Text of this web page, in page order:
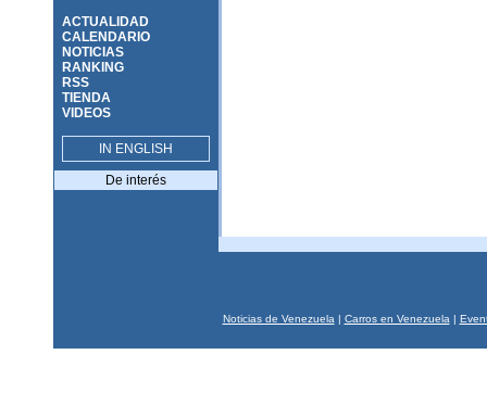
ACTUALIDAD
CALENDARIO
NOTICIAS
RANKING
RSS
TIENDA
VIDEOS
IN ENGLISH
De interés
Noticias de Venezuela | Carros en Venezuela |